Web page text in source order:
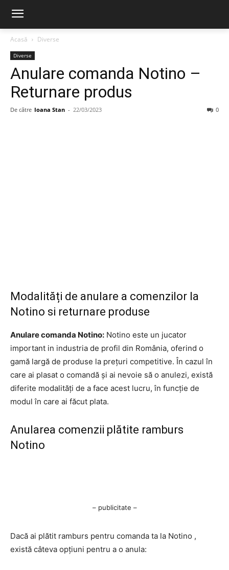
Acasă Diverse
Diverse
Anulare comanda Notino –
Returnare produs
De către Ioana Stan - 22/03/2023 0
Modalități de anulare a comenzilor la
Notino si returnare produse
Anulare comanda Notino: Notino este un jucator
important in industria de profil din România, oferind o
gamă largă de produse la prețuri competitive. În cazul în
care ai plasat o comandă și ai nevoie să o anulezi, există
diferite modalități de a face acest lucru, în funcție de
modul în care ai făcut plata.
Anularea comenzii plătite ramburs
Notino
– publicitate –
Dacă ai plătit ramburs pentru comanda ta la Notino ,
există câteva opțiuni pentru a o anula: